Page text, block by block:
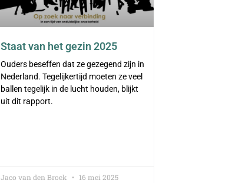
Staat van het gezin 2025
Ouders beseffen dat ze gezegend zijn in
Nederland. Tegelijkertijd moeten ze veel
ballen tegelijk in de lucht houden, blijkt
uit dit rapport.
Jaco van den Broek 16 mei 2025